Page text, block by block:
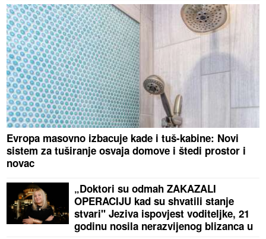
Evropa masovno izbacuje kade i tuš-kabine: Novi
sistem za tuširanje osvaja domove i štedi prostor i
novac
„Doktori su odmah ZAKAZALI
OPERACIJU kad su shvatili stanje
stvari" Jeziva ispovjest voditeljke, 21
godinu nosila nerazvijenog blizanca u